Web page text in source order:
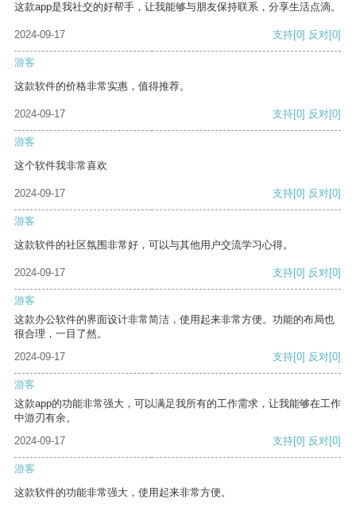
这款app是我社交的好帮手，让我能够与朋友保持联系，分享生活点滴。
2024-09-17 支持[0] 反对[0]
游客
这款软件的价格非常实惠，值得推荐。
2024-09-17 支持[0] 反对[0]
游客
这个软件我非常喜欢
2024-09-17 支持[0] 反对[0]
游客
这款软件的社区氛围非常好，可以与其他用户交流学习心得。
2024-09-17 支持[0] 反对[0]
游客
这款办公软件的界面设计非常简洁，使用起来非常方便。功能的布局也
很合理，一目了然。
2024-09-17
支持[0] 反对[0]
游客
这款app的功能非常强大，可以满足我所有的工作需求，让我能够在工作
中游刃有余。
2024-09-17
支持[0] 反对[0]
游客
这款软件的功能非常强大，使用起来非常方便。